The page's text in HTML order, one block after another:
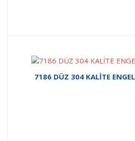
7186 DÜZ 304 KALİTE